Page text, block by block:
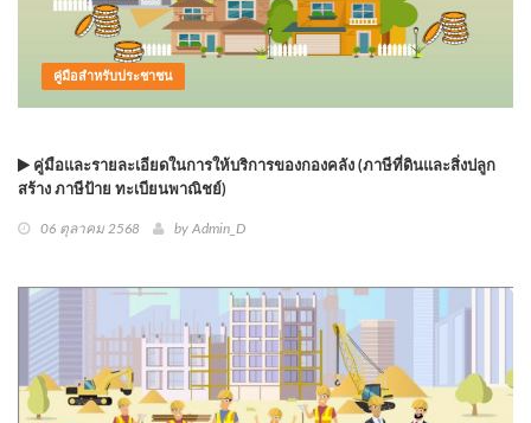
คู่มือสำหรับประชาชน
คู่มือและรายละเอียดในการให้บริการของกองคลัง (ภาษีที่ดินและสิ่งปลูก
สร้าง ภาษีป้าย ทะเบียนพาณิชย์)
06 ตุลาคม 2568 by Admin_D